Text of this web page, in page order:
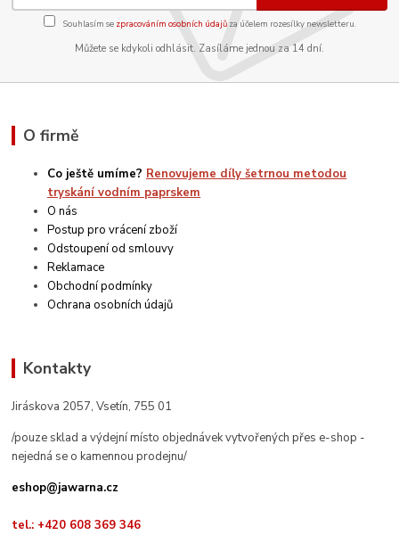
Souhlasím se zpracováním osobních údajůza účelem rozesílky newsletteru.
Můžete se kdykoli odhlásit. Zasíláme jednou za 14 dní.
O firmě
Co ještě umíme? Renovujeme díly šetrnou metodou
tryskání vodním paprskem
O nás
Postup pro vrácení zboží
Odstoupení od smlouvy
Reklamace
Obchodní podmínky
Ochrana osobních údajů
Kontakty
Jiráskova 2057, Vsetín, 755 01
/pouze sklad a výdejní místo objednávek vytvořených přes e-shop -
nejedná se o kamennou prodejnu/
eshop@jawarna.cz
tel.: +420 608 369 346